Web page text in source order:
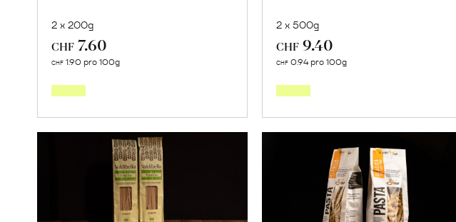
2 x 200g
CHF 7.60
CHF 1.90 pro 100g
2 x 500g
CHF 9.40
CHF 0.94 pro 100g